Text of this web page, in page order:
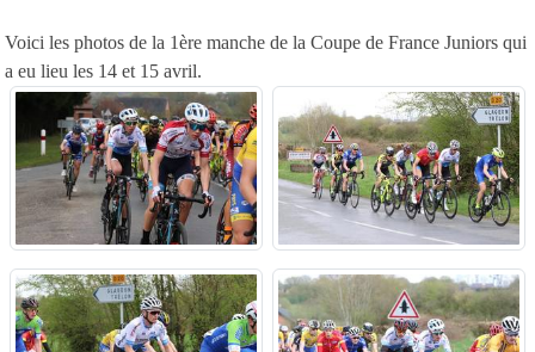
Voici les photos de la 1ère manche de la Coupe de France Juniors qui
a eu lieu les 14 et 15 avril.